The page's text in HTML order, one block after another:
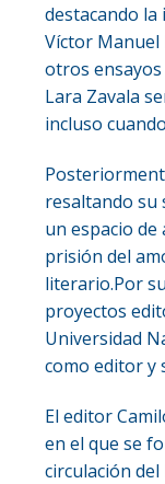
destacando
Víctor Manuel
otros
Lara Zavala
incluso
resaltando su
un espacio de
prisión del
literario.Por
proyectos
Universidad
como editor y
El editor
en el que se
circulación